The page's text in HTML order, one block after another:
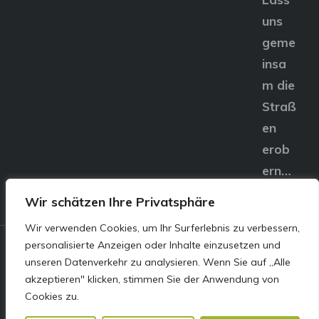
Wir schätzen Ihre Privatsphäre
Wir verwenden Cookies, um Ihr Surferlebnis zu verbessern,
personalisierte Anzeigen oder Inhalte einzusetzen und
unseren Datenverkehr zu analysieren. Wenn Sie auf „Alle
akzeptieren" klicken, stimmen Sie der Anwendung von
Cookies zu.
uns
geme
insa
m die
Straß
en
erob
ern…
© E&S Motors GmbH,
Linzer Straße 83 4240
Freistadt